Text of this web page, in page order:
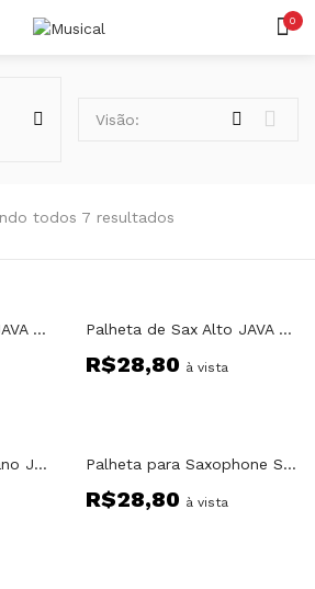
0
Senha perdida?
todos 7 resultados
Visão:
Palheta de Sax Alto JAVA Vandoren Numero 1,5 Palheta de Sax Alto JAVA Vandoren Numero 2
R$28,80 à vista
Palheta de Sax Soprano JAVA Vandoren Numero 2,5 Palheta para Saxophone Soprano Paris 1.1/2
R$28,80 à vista